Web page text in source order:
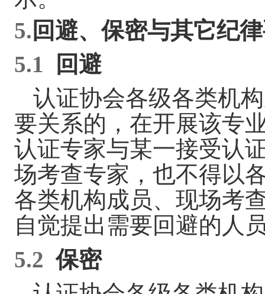
5. 回避、保密与其它纪
5.1
回避
认证协会各级各类机
要关系的，在开展该专
认证专家与某一接受认
场考查专家，也不得以
各类机构成员、现场考
自觉提出需要回避的人
5.2 保密